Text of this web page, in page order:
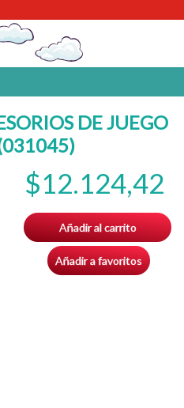
DE JUEGO
$12.124,42
Añadir al carrito
Añadir a favoritos